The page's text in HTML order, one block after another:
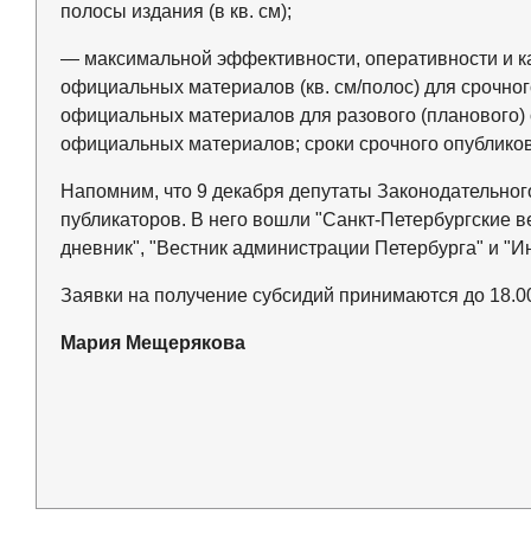
полосы издания (в кв. см);
— максимальной эффективности, оперативности и
официальных материалов (кв. см/полос) для
официальных материалов для разового
официальных материалов; сроки срочного
Напомним, что 9 декабря депутаты
публикаторов. В него вошли "Санкт-Петербургские
дневник", "Вестник администрации Петербурга" и
Заявки на получение субсидий принимаются до
Мария Мещерякова